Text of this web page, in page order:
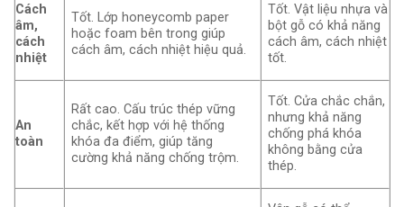
Cách
âm,
cách
nhiệt
Tốt. Lớp honeycomb paper
hoặc foam bên trong giúp
cách âm, cách nhiệt hiệu quả.
Tốt. Vật liệu nhựa và
bột gỗ có khả năng
cách âm, cách nhiệt
tốt.
An
toàn
Rất cao. Cấu trúc thép vững
chắc, kết hợp với hệ thống
khóa đa điểm, giúp tăng
cường khả năng chống trộm.
Tốt. Cửa chắc chắn,
nhưng khả năng
chống phá khóa
không bằng cửa
thép.